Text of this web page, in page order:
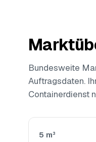
Bundesweite
Auftragsdaten.
Containerdienst
5 m³